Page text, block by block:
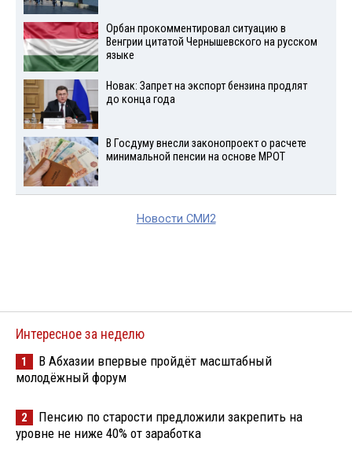
Орбан прокомментировал ситуацию в
Венгрии цитатой Чернышевского на русском
языке
Новак: Запрет на экспорт бензина продлят
до конца года
В Госдуму внесли законопроект о расчете
минимальной пенсии на основе МРОТ
Новости СМИ2
Интересное за неделю
1
В Абхазии впервые пройдёт масштабный
молодёжный форум
2
Пенсию по старости предложили закрепить на
уровне не ниже 40% от заработка